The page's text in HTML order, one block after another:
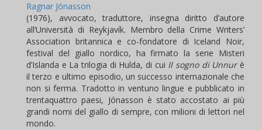
Ragnar Jónasson
(1976), avvocato, traduttore, insegna diritto d’autore
all’Università di Reykjavík. Membro della Crime Writers’
Association britannica e co-fondatore di Iceland Noir,
festival del giallo nordico, ha firmato la serie Misteri
d’Islanda e La trilogia di Hulda, di cui Il sogno di Unnurè
il terzo e ultimo episodio, un successo internazionale che
non si ferma. Tradotto in ventuno lingue e pubblicato in
trentaquattro paesi, Jónasson è stato accostato ai più
grandi nomi del giallo di sempre, con milioni di lettori nel
mondo.